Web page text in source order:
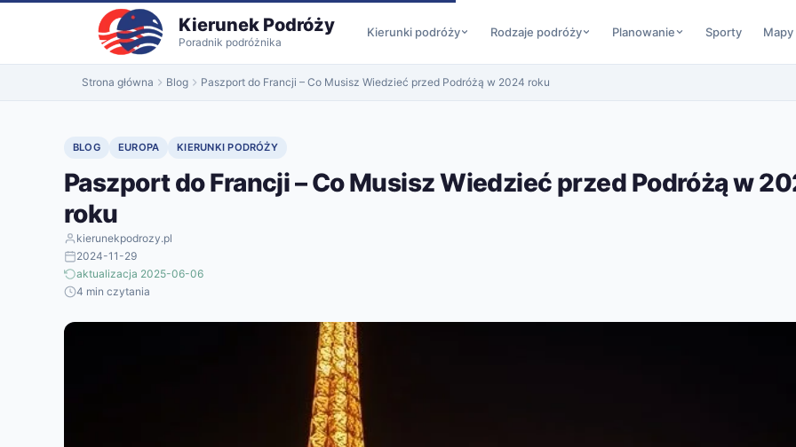
do
Kierunek Podróży
Poradnik podróżnika
Kierunki podróży Rodzaje podróży Planowanie Sporty Mapy
Strona główna Blog Paszport do Francji – Co Musisz Wiedzieć przed Podróżą w 2024 roku
BLOG EUROPA KIERUNKI PODRÓŻY
Paszport do Francji – Co Musisz Wiedzieć przed Podróżą w
roku
kierunekpodrozy.pl
2024-11-29
aktualizacja 2025-06-06
4 min czytania